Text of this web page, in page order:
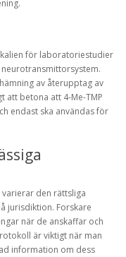
för laboratoriestudier
av återupptag av
att betona att 4-Me-TMP
endast ska användas för
den rättsliga
jurisdiktion. Forskare
när de anskaffar och
är viktigt när man
information om dess